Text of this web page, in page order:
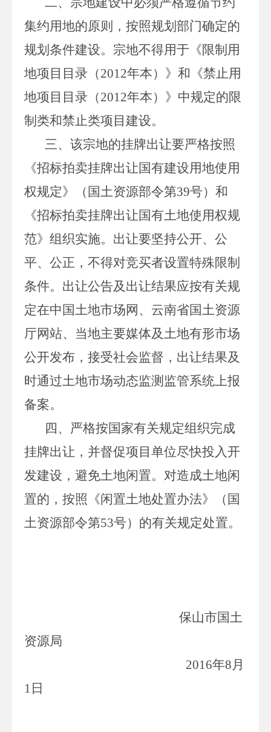
集约用地的原则，按照规划部门确定的
规划条件建设。宗地不得用于《限制用
地项目目录（2012年本）》和《禁止用
地项目目录（2012年本）》中规定的限
制类和禁止类项目建设。
三、该宗地的挂牌出让要严格按照
《招标拍卖挂牌出让国有建设用地使用
权规定》（国土资源部令第39号）和
《招标拍卖挂牌出让国有土地使用权规
范》组织实施。出让要坚持公开、公
平、公正，不得对竞买者设置特殊限制
条件。出让公告及出让结果应按有关规
定在中国土地市场网、云南省国土资源
厅网站、当地主要媒体及土地有形市场
公开发布，接受社会监督，出让结果及
时通过土地市场动态监测监管系统上报
备案。
四、严格按国家有关规定组织完成
挂牌出让，并督促项目单位尽快投入开
发建设，避免土地闲置。对造成土地闲
置的，按照《闲置土地处置办法》（国
土资源部令第53号）的有关规定处置。
保山市国土
资源局
2016年8月
1 日